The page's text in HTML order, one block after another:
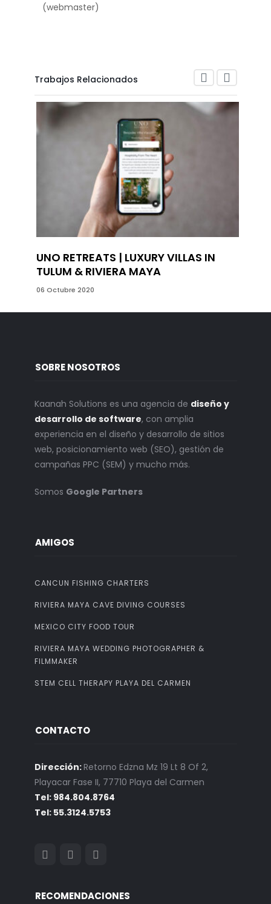
(webmaster)
Trabajos Relacionados
UNO RETREATS | LUXURY VILLAS IN
TULUM & RIVIERA MAYA
06 Octubre 2020
SOBRE NOSOTROS
Kaanah Solutions es una agencia de diseño y
desarrollo de software, con amplia
experiencia en el diseño y desarrollo de sitios
web, posicionamiento web (SEO), gestión de
campañas PPC (SEM) y mucho más.
Somos Google Partners
AMIGOS
CANCUN FISHING CHARTERS
RIVIERA MAYA CAVE DIVING COURSES
MEXICO CITY FOOD TOUR
RIVIERA MAYA WEDDING PHOTOGRAPHER &
FILMMAKER
STEM CELL THERAPY PLAYA DEL CARMEN
CONTACTO
Dirección:Retorno Edzna Mz 19 Lt 8 Of 2,
Playacar Fase II, 77710 Playa del Carmen
Tel: 984.804.8764
Tel: 55.3124.5753
RECOMENDACIONES